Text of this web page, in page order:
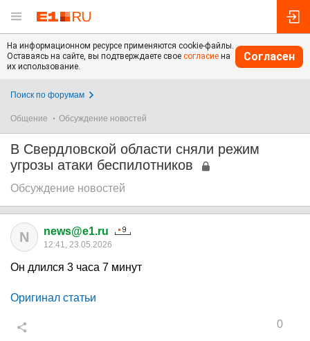
На информационном ресурсе применяются cookie-файлы.
Оставаясь на сайте, вы подтверждаете свое согласие на
их использование.
Согласен
Поиск по форумам
Общение Обсуждение новостей
В Свердловской области сняли режим
угрозы атаки беспилотников
Обсуждение новостей
N news@e1.ru
12:41, 23.05.2026
Он длился 3 часа 7 минут
Оригинал статьи
0